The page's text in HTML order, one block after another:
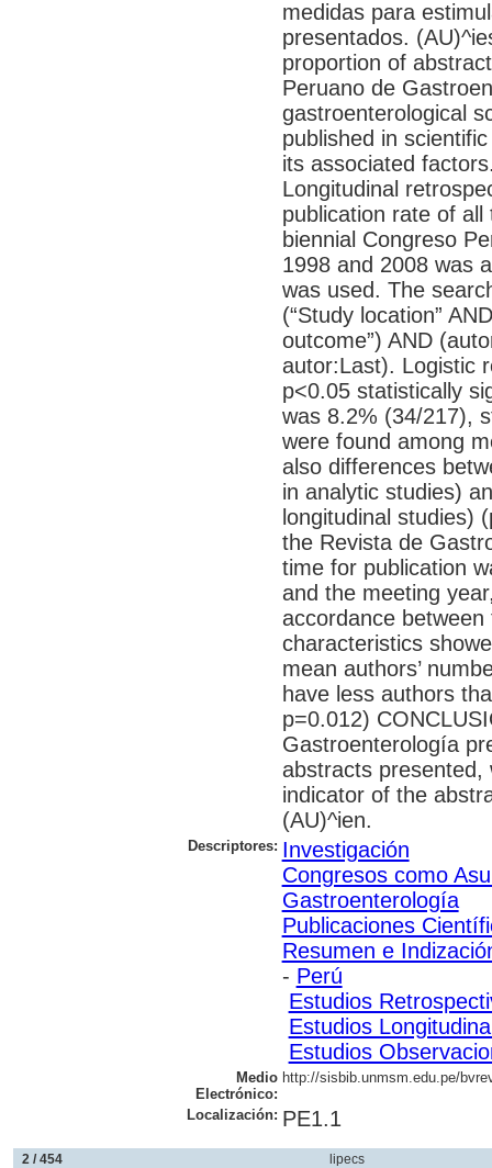
medidas para
presentados.
proportion of
Peruano de
gastroenterological
published in
its associated
Longitudinal
publication rate of
biennial Congreso
1998 and 2008 was
was used. The
(“Study location”
outcome”) AND
autor:Last). Logistic
p<0.05 statistically
was 8.2% (34/217),
were found among
also differences
in analytic studies)
longitudinal studies)
the Revista de
time for publication
and the meeting
accordance
characteristics
mean authors’
have less authors
p=0.012)
Gastroenterología
abstracts presented,
indicator of the
(AU)^ien.
Descriptores: Investigación
Congresos como
Gastroenterología
Publicaciones
Resumen e
- Perú
Estudios
Estudios
Estudios
Medio
Electrónico:
http://sisbib.unmsm.edu.pe/
Localización: PE1.1
2 / 454 lipecs